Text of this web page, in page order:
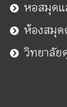
หอสมุดแ
ห้องสมุด
วิทยาลัย